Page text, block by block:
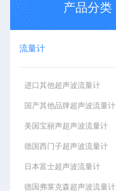
产品分类
流量计
进口其他超声波流量计
国产其他品牌超声波流量计
美国宝丽声超声波流量计
德国西门子超声波流量计
日本富士超声波流量计
德国弗莱克森超声波流量计